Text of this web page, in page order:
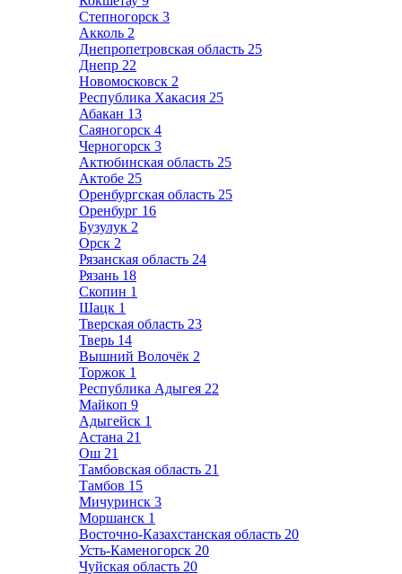
Степногорск 3
Акколь 2
Днепропетровская область 25
Днепр 22
Новомосковск 2
Республика Хакасия 25
Абакан 13
Саяногорск 4
Черногорск 3
Актюбинская область 25
Актобе 25
Оренбургская область 25
Оренбург 16
Бузулук 2
Орск 2
Рязанская область 24
Рязань 18
Скопин 1
Шацк 1
Тверская область 23
Тверь 14
Вышний Волочёк 2
Торжок 1
Республика Адыгея 22
Майкоп 9
Адыгейск 1
Астана 21
Ош 21
Тамбовская область 21
Тамбов 15
Мичуринск 3
Моршанск 1
Восточно-Казахстанская область 20
Усть-Каменогорск 20
Чуйская область 20